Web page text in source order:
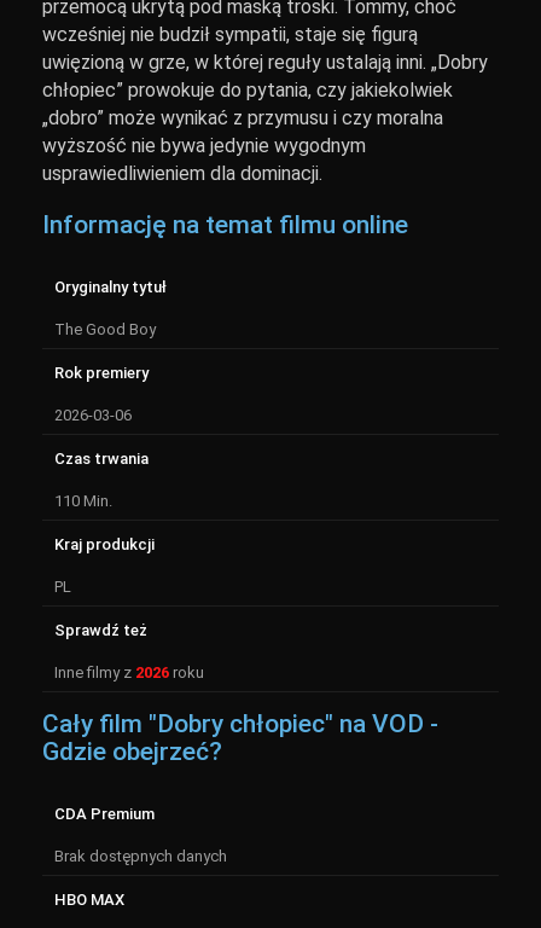
przemocą ukrytą pod maską troski. Tommy, choć
wcześniej nie budził sympatii, staje się figurą
uwięzioną w grze, w której reguły ustalają inni. „Dobry
chłopiec” prowokuje do pytania, czy jakiekolwiek
„dobro” może wynikać z przymusu i czy moralna
wyższość nie bywa jedynie wygodnym
usprawiedliwieniem dla dominacji.
Informację na temat filmu online
Oryginalny tytuł
The Good Boy
Rok premiery
2026-03-06
Czas trwania
110 Min.
Kraj produkcji
PL
Sprawdź też
Inne filmy z 2026 roku
Cały film "Dobry chłopiec" na VOD -
Gdzie obejrzeć?
CDA Premium
Brak dostępnych danych
HBO MAX